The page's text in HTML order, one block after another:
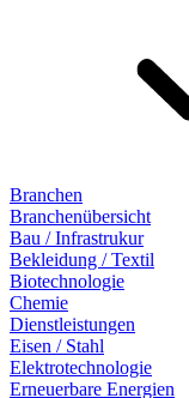
Branchen
Branchenübersicht
Bau / Infrastrukur
Bekleidung / Textil
Biotechnologie
Chemie
Dienstleistungen
Eisen / Stahl
Elektrotechnologie
Erneuerbare Energien